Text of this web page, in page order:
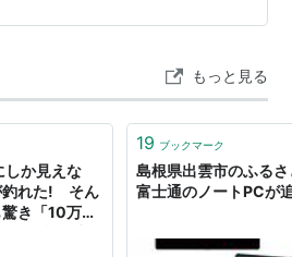
見た目も瑞々しく、ぷるっぷる
生かされているので、側の水ま
極限に控え、…
もっと見る
しか見えな
釣れた! そん
き「10万匹
19 ブックマーク
島根県出雲市のふる
富士通のノートPCが